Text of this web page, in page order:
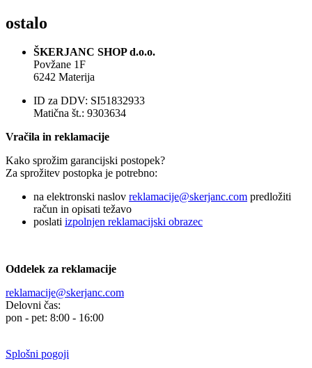
ostalo
ŠKERJANC SHOP d.o.o.
Povžane 1F
6242 Materija
ID za DDV: SI51832933
Matična št.: 9303634
Vračila in reklamacije
Kako sprožim garancijski postopek?
Za sprožitev postopka je potrebno:
na elektronski naslov reklamacije@skerjanc.com predložiti
račun in opisati težavo
poslati izpolnjen reklamacijski obrazec
Oddelek za reklamacije
reklamacije@skerjanc.com
Delovni čas:
pon - pet: 8:00 - 16:00
Splošni pogoji